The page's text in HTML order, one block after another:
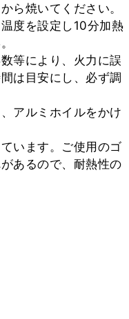
ら焼いてください。
度を設定し10分加熱
等により、火力に誤
は目安にし、必ず調
アルミホイルをかけ
います。ご使用のゴ
あるので、耐熱性の